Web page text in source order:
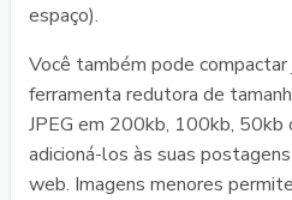
espaço).
Você também pode
ferramenta redutora de
JPEG em 200kb, 100kb,
adicioná-los às suas
web. Imagens menores